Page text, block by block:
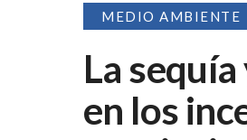
MEDIO AMBIENTE
La
en los